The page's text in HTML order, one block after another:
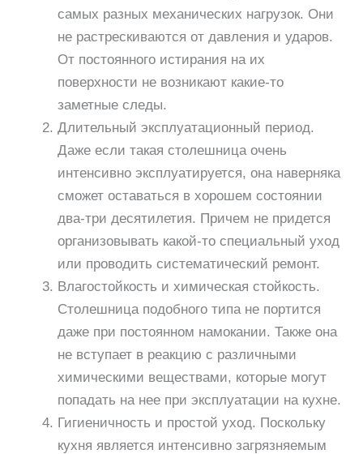
самых разных механических нагрузок. Они
не растрескиваются от давления и ударов.
От постоянного истирания на их
поверхности не возникают какие-то
заметные следы.
Длительный эксплуатационный период.
Даже если такая столешница очень
интенсивно эксплуатируется, она наверняка
сможет оставаться в хорошем состоянии
два-три десятилетия. Причем не придется
организовывать какой-то специальный уход
или проводить систематический ремонт.
Влагостойкость и химическая стойкость.
Столешница подобного типа не портится
даже при постоянном намокании. Также она
не вступает в реакцию с различными
химическими веществами, которые могут
попадать на нее при эксплуатации на кухне.
Гигиеничность и простой уход. Поскольку
кухня является интенсивно загрязняемым